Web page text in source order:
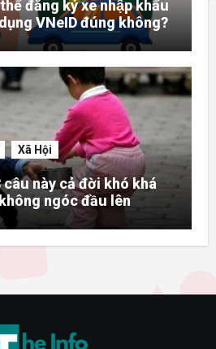
đăng ký xe nhập khẩu
VNeID đúng không?
Xã Hội
này cả đời khó khá
ngóc đầu lên